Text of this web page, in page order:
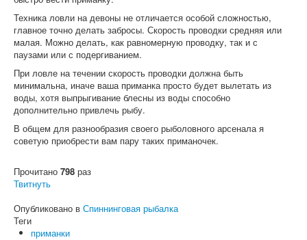
Техника ловли на девоны не отличается особой сложностью,
главное точно делать забросы. Скорость проводки средняя или
малая. Можно делать, как равномерную проводку, так и с
паузами или с подергиванием.
При ловле на течении скорость проводки должна быть
минимальна, иначе ваша приманка просто будет вылетать из
воды, хотя выпрыгивание блесны из воды способно
дополнительно привлечь рыбу.
В общем для разнообразия своего рыболовного арсенала я
советую приобрести вам пару таких приманочек.
Прочитано 798 раз
Твитнуть
Опубликовано в Спиннинговая рыбалка
Теги
приманки